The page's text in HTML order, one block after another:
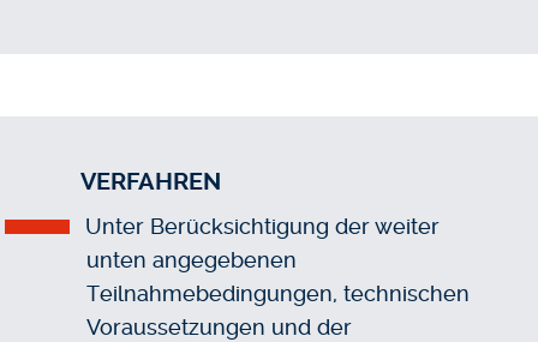
VERFAHREN
Unter Berücksichtigung der weiter
unten angegebenen
Teilnahmebedingungen, technischen
Voraussetzungen und der